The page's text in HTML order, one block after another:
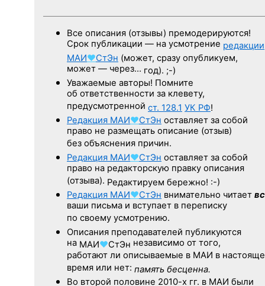
Все описания (отзывы) премодерируются!
Срок публикации — на усмотрение редакции
МАИ♥СтЭн (может, сразу опубликуем,
может — через… год). ;-)
Уважаемые авторы! Помните
об ответственности за клевету,
предусмотренной ст. 128.1 УК РФ!
Редакция МАИ♥СтЭн оставляет за собой
право не размещать описание (отзыв)
без объяснения причин.
Редакция МАИ♥СтЭн оставляет за собой
право на редакторскую правку описания
(отзыва). Редактируем бережно! :-)
Редакция МАИ♥СтЭн внимательно читает
ваши письма и вступает в переписку
по своему усмотрению.
Описания преподавателей публикуются
на МАИ♥СтЭн независимо от того,
работают ли описываемые в МАИ в
время или нет: память бесценна.
Во второй половине 2010-х гг. в МАИ были